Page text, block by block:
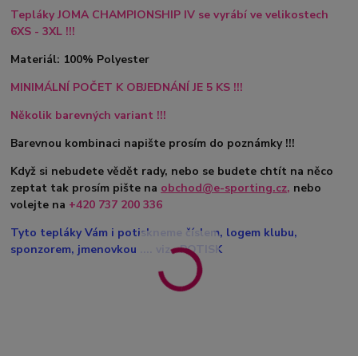
Tepláky JOMA CHAMPIONSHIP IV se vyrábí ve velikostech
6XS - 3XL !!!
Materiál: 100% Polyester
MINIMÁLNÍ POČET K OBJEDNÁNÍ JE 5 KS !!!
Několik barevných variant !!!
Barevnou kombinaci napište prosím do poznámky !!!
Když si nebudete vědět rady, nebo se budete chtít na něco
zeptat tak prosím pište na obchod@e-sporting.cz, nebo
volejte na +420 737 200 336
Tyto tepláky Vám i potiskneme číslem, logem klubu,
sponzorem, jmenovkou .... viz. POTISK